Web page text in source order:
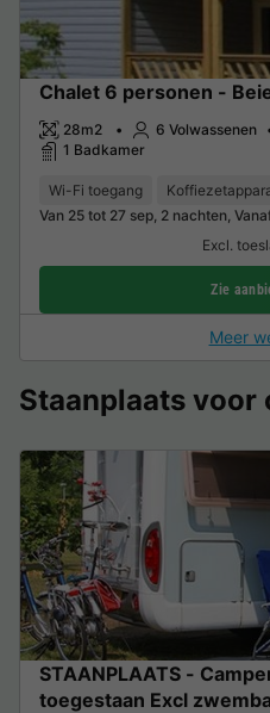
Chalet 6 personen -
28m2 6 Volwassenen
1 Badkamer
Wi-Fi toegang
Van 25 tot 27 sep, 2 nachten,
Excl.
Zie
Meer
Staanplaats voor
STAANPLAATS -
toegestaan Excl